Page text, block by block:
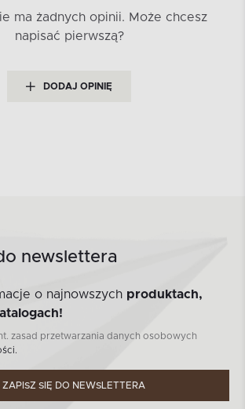
ma żadnych opinii. Może chcesz
napisać pierwszą?
DODAJ OPINIĘ
newslettera
o najnowszych produktach,
zasad przetwarzania danych osobowych
ZAPISZ SIĘ DO NEWSLETTERA